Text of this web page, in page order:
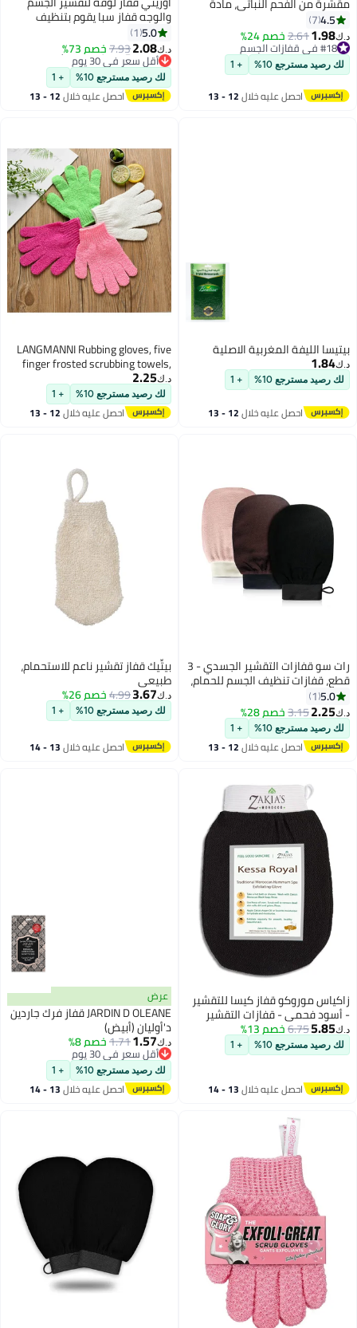
مادة
تنعش وتدلك،
+ 1
خلال 12 - 13
والوجه قفاز سبا يقوم بتنظيف
وتقشير بشرتك في الاستحمام أو
الحمام علاجات الوجه فائقة الناعمة
للبشرة
5.0
د.ك‏2.08 خصم 73%
#22 في قفازات الجسم
أقل سعر في 30 يوم
#22 في قفازات الجسم
لك رصيد مسترجع 10% + 1
احصل عليه خلال 12 - 13
الاصلية
+ 1
خلال 12 - 13
LANGMANNI Rubbing gloves, five
finger frosted scrubbing towels,
bath towels, bath brushes, adult
thick scrubbing tools, five finger
bathing gloves
د.ك‏ 2.25
+ 1
احصل عليه خلال 12 - 13
رات سو قفازات التقشير الجسدي - 3
الجسم للحمام،
للنساء
الفاتح
+ 1
خلال 12 - 13
بيتِّيك قفاز تقشير ناعم للاستحمام،
طبيعي
3.67 خصم 26%
لك رصيد مسترجع 10% + 1
احصل عليه خلال 13 - 14
كيسا للتقشير
التقشير
تزيل الجلد
فيه والأوساخ
رائع لإزالة
+ 1
خلال 13 - 14
عرض
JARDIN D OLEANE قفاز فرك جاردين
د'أوليان (أبيض)
د.ك‏ 1.57 خصم 8%
أقل سعر في 30 يوم
+ 1
احصل عليه خلال 13 - 14